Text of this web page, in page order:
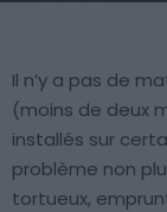
Il n’y a pas de
(moins de deux
installés sur
problème non
tortueux,